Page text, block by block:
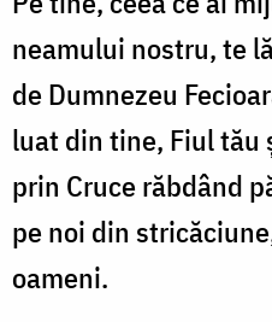
neamului nostru, te
de Dumnezeu
luat din tine, Fiul tău
prin Cruce răbdând
pe noi din
oameni.